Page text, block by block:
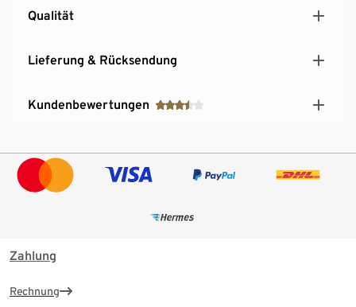
Qualität
Lieferung & Rücksendung
Kundenbewertungen
Zahlung
Rechnung